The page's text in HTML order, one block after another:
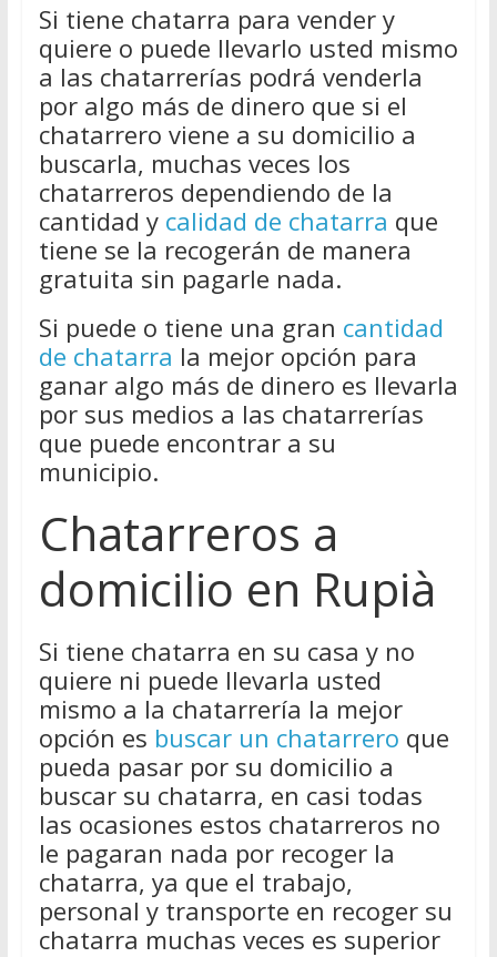
Si tiene chatarra para vender y
quiere o puede llevarlo usted mismo
a las chatarrerías podrá venderla
por algo más de dinero que si el
chatarrero viene a su domicilio a
buscarla, muchas veces los
chatarreros dependiendo de la
cantidad y calidad de chatarra que
tiene se la recogerán de manera
gratuita sin pagarle nada.
Si puede o tiene una gran cantidad
de chatarra la mejor opción para
ganar algo más de dinero es llevarla
por sus medios a las chatarrerías
que puede encontrar a su
municipio.
Chatarreros a
domicilio en Rupià
Si tiene chatarra en su casa y no
quiere ni puede llevarla usted
mismo a la chatarrería la mejor
opción es buscar un chatarrero que
pueda pasar por su domicilio a
buscar su chatarra, en casi todas
las ocasiones estos chatarreros no
le pagaran nada por recoger la
chatarra, ya que el trabajo,
personal y transporte en recoger su
chatarra muchas veces es superior